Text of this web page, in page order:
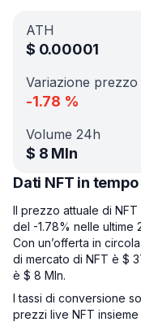
ATH
$ 0.00001
Variazione prezzo
-1.78 %
Volume 24h
$ 8 Mln
Dati NFT in
Il prezzo attuale di
del -1.78% nelle ultime
Con un’offerta in
di mercato di NFT è $
è $ 8 Mln.
I tassi di conversione
prezzi live NFT